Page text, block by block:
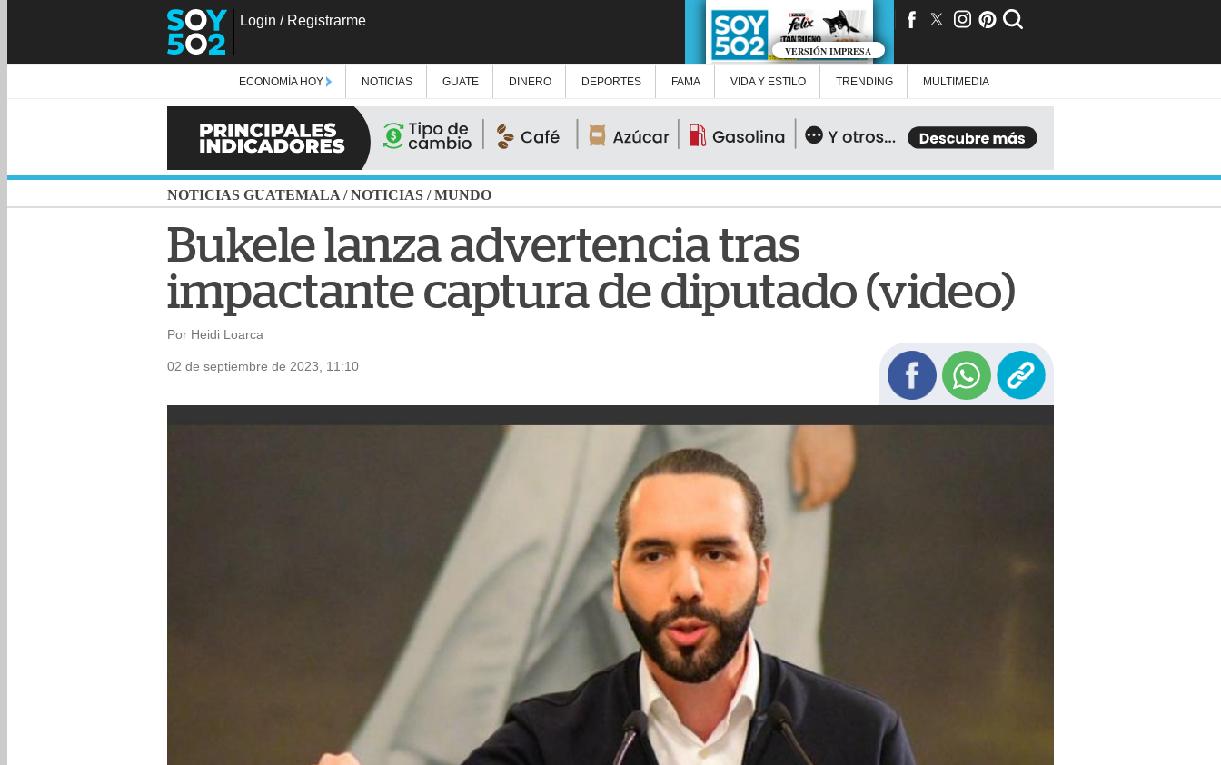
Login / Registrarme
VERSIÓN IMPRESA
ECONOMÍA HOY NOTICIAS GUATE DINERO DEPORTES FAMA VIDA Y ESTILO TRENDING MULTIMEDIA
NOTICIAS GUATEMALA /NOTICIAS /MUNDO
Bukele lanza advertencia tras
impactante captura de diputado (video)
Por Heidi Loarca
02 de septiembre de 2023, 11:10